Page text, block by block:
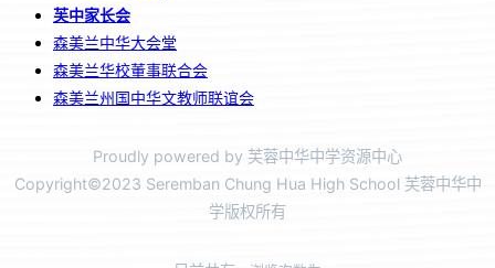
芙中家长会
森美兰中华大会堂
森美兰华校董事联合会
森美兰州国中华文教师联谊会
Proudly powered by 芙蓉中华中学资源中心
Copyright©2023 Seremban Chung Hua High School 芙蓉中华中
学版权所有